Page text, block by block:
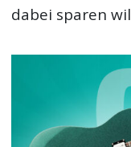
dabei sparen